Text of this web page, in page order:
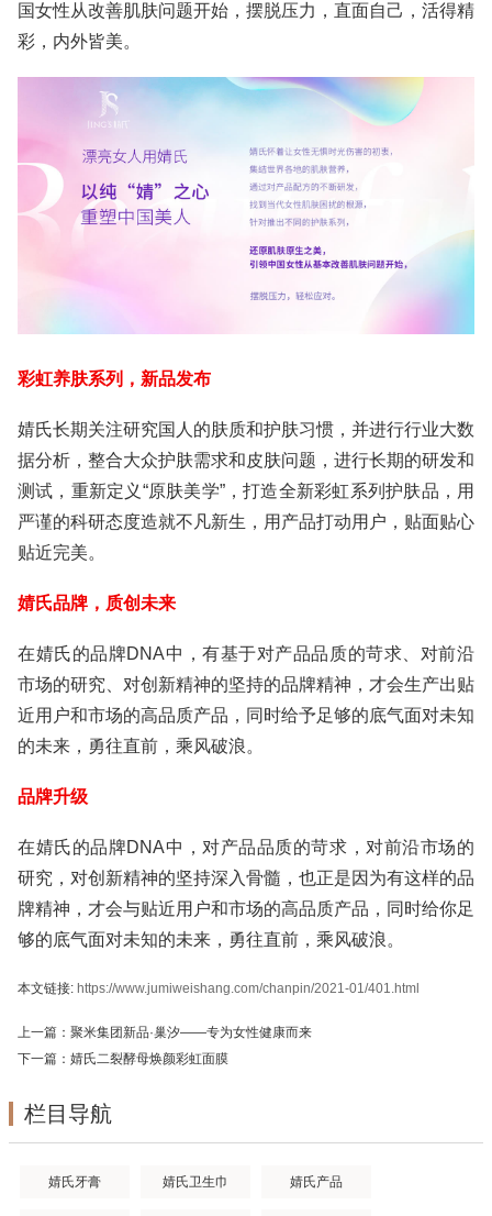
国女性从改善肌肤问题开始，摆脱压力，直面自己，活得精
彩，内外皆美。
彩虹养肤系列，新品发布
婧氏长期关注研究国人的肤质和护肤习惯，并进行行业大数
据分析，整合大众护肤需求和皮肤问题，进行长期的研发和
测试，重新定义“原肤美学”，打造全新彩虹系列护肤品，用
严谨的科研态度造就不凡新生，用产品打动用户，贴面贴心
贴近完美。
婧氏品牌，质创未来
在婧氏的品牌DNA中，有基于对产品品质的苛求、对前沿
市场的研究、对创新精神的坚持的品牌精神，才会生产出贴
近用户和市场的高品质产品，同时给予足够的底气面对未知
的未来，勇往直前，乘风破浪。
品牌升级
在婧氏的品牌DNA中，对产品品质的苛求，对前沿市场的
研究，对创新精神的坚持深入骨髓，也正是因为有这样的品
牌精神，才会与贴近用户和市场的高品质产品，同时给你足
够的底气面对未知的未来，勇往直前，乘风破浪。
本文链接: https://www.jumiweishang.com/chanpin/2021-01/401.html
上一篇： 聚米集团新品·巢汐——专为女性健康而来
下一篇： 婧氏二裂酵母焕颜彩虹面膜
栏目导航
婧氏牙膏 婧氏卫生巾 婧氏产品